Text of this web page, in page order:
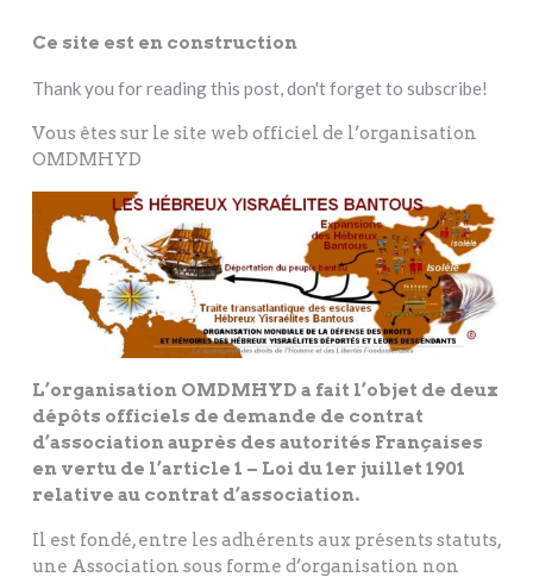
Ce site est en construction
Thank you for reading this post, don't forget to subscribe!
Vous êtes sur le site web officiel de l’organisation
OMDMHYD
L’organisation OMDMHYD a fait l’objet de deux
dépôts officiels de demande de contrat
d’association auprès des autorités Françaises
en vertu de l’article 1 – Loi du 1er juillet 1901
relative au contrat d’association.
Il est fondé, entre les adhérents aux présents statuts,
une Association sous forme d’organisation non